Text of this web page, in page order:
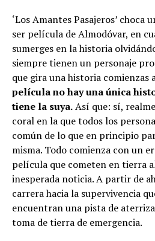
‘Los Amantes Pasajeros’
ser película de Almodóvar, en
sumerges en la historia
siempre tienen un personaje
que gira una historia comienzas
película no hay una única
tiene la suya.Así que: sí,
coral en la que todos los
común de lo que en principio
misma. Todo comienza con un
película que cometen en tierra
inesperada noticia. A partir de
carrera hacia la supervivencia
encuentran una pista de
toma de tierra de emergencia.